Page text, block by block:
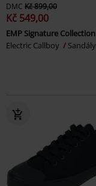
DMC Kč 899,00
Kč 549,00
EMP Signature Collection
Electric Callboy
Sandály